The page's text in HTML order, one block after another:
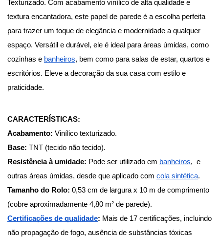
Texturizado. Com acabamento vinílico de alta qualidade e
textura encantadora, este papel de parede é a escolha perfeita
para trazer um toque de elegância e modernidade a qualquer
espaço. Versátil e durável, ele é ideal para áreas úmidas, como
cozinhas e banheiros, bem como para salas de estar, quartos e
escritórios. Eleve a decoração da sua casa com estilo e
praticidade.
CARACTERÍSTICAS:
Acabamento: Vinílico texturizado.
Base: TNT (tecido não tecido).
Resistência à umidade: Pode ser utilizado em banheiros,  e
outras áreas úmidas, desde que aplicado com cola sintética.
Tamanho do Rolo: 0,53 cm de largura x 10 m de comprimento
(cobre aproximadamente 4,80 m² de parede).
Certificações de qualidade: Mais de 17 certificações, incluindo
não propagação de fogo, ausência de substâncias tóxicas